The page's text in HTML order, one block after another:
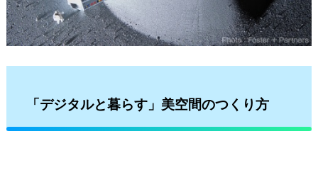
「デジタルと暮らす」美空間のつくり方